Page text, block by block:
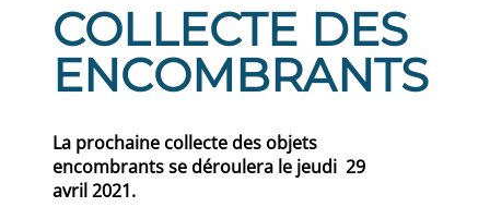
COLLECTE DES
ENCOMBRANTS
La prochaine collecte des objets
encombrants se déroulera le jeudi 29
avril 2021.